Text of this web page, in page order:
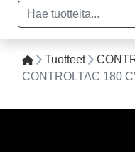
Tuotteet
CONTROLTAC 180